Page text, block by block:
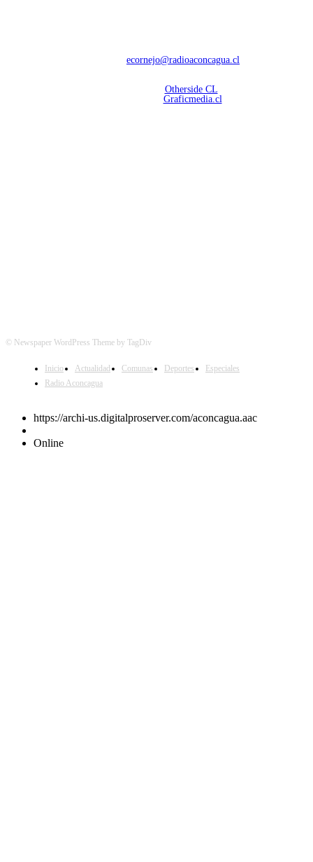
ecornejo@radioaconcagua.cl
Otherside CL
Graficmedia.cl
© Newspaper WordPress Theme by TagDiv
Inicio Actualidad Comunas Deportes
Especiales
Radio Aconcagua
https://archi-us.digitalproserver.com/aconcagua.aac
Online